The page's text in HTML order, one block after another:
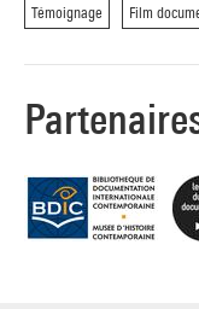
Témoignage Film